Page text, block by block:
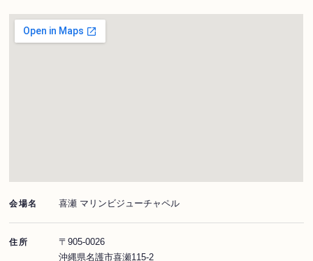
会場名 喜瀬 マリンビジューチャペル
住所
〒905-0026
沖縄県名護市喜瀬115-2